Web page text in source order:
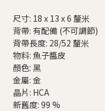
尺寸: 18 x 13 x 6 釐米
背帶: 有配備 (不可調節)
背帶長度: 28/52 釐米
物料: 魚子醬皮
顏色: 黑
金屬: 金
晶片: HCA
新舊度: 99 %